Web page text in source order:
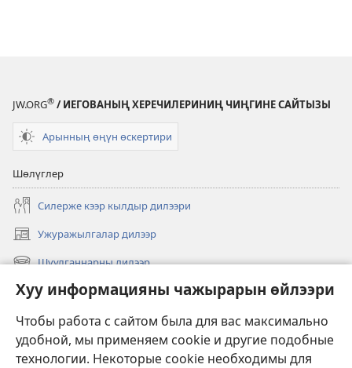
Хуу информацияны чажырарын өйлээри
Чтобы работа с сайтом была для вас максимально
удобной, мы применяем cookie и другие подобные
технологии. Некоторые cookie необходимы для
JW.ORG® / ИЕГОВАНЫҢ ХЕРЕЧИЛЕРИНИҢ ЧИҢГИНЕ САЙТЫЗЫ
Арынның өңүн өскертири
Шөлүглер
Силерже кээр кылдыр дилээри
Ужуражылгалар дилээр
(opens
new Шуулганнарны дилээр
(opens
new
window)
Чаа
Видеолар
Дилээшкин